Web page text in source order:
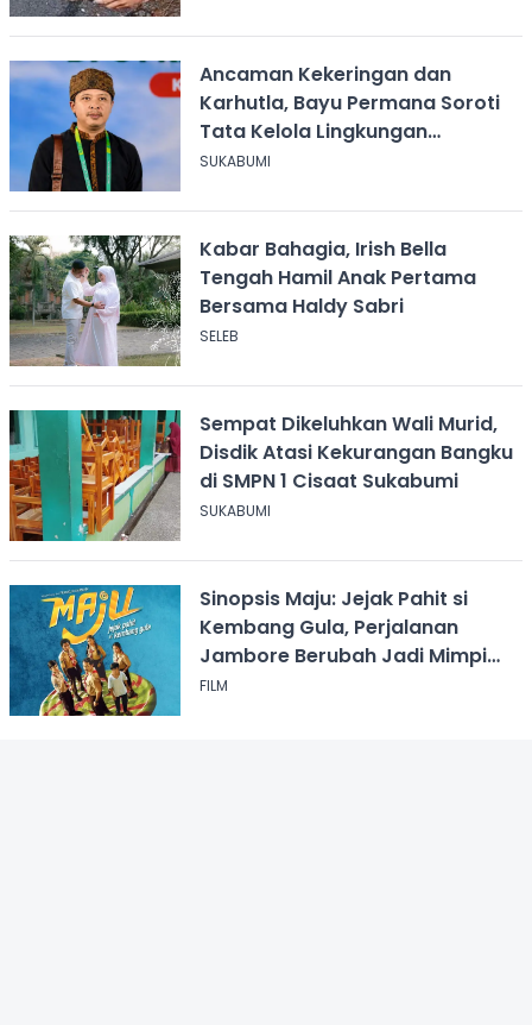
Ancaman Kekeringan dan
Karhutla, Bayu Permana Soroti
Tata Kelola Lingkungan
Sukabumi
SUKABUMI
Kabar Bahagia, Irish Bella
Tengah Hamil Anak Pertama
Bersama Haldy Sabri
SELEB
Sempat Dikeluhkan Wali Murid,
Disdik Atasi Kekurangan Bangku
di SMPN 1 Cisaat Sukabumi
SUKABUMI
Sinopsis Maju: Jejak Pahit si
Kembang Gula, Perjalanan
Jambore Berubah Jadi Mimpi
Buruk
FILM